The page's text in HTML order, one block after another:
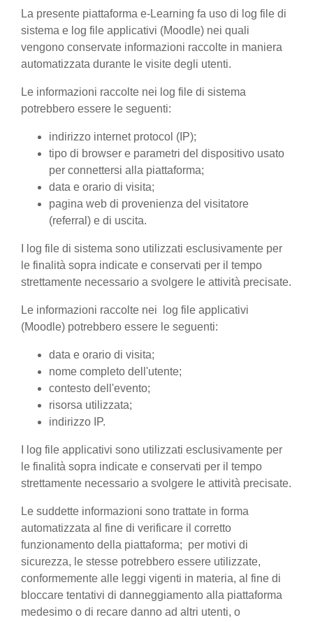
La presente piattaforma e-Learning fa uso di log file di
sistema e log file applicativi (Moodle) nei quali
vengono conservate informazioni raccolte in maniera
automatizzata durante le visite degli utenti.
Le informazioni raccolte nei log file di sistema
potrebbero essere le seguenti:
indirizzo internet protocol (IP);
tipo di browser e parametri del dispositivo usato
per connettersi alla piattaforma;
data e orario di visita;
pagina web di provenienza del visitatore
(referral) e di uscita.
I log file di sistema sono utilizzati esclusivamente per
le finalità sopra indicate e conservati per il tempo
strettamente necessario a svolgere le attività precisate.
Le informazioni raccolte nei log file applicativi
(Moodle) potrebbero essere le seguenti:
data e orario di visita;
nome completo dell'utente;
contesto dell'evento;
risorsa utilizzata;
indirizzo IP.
I log file applicativi sono utilizzati esclusivamente per
le finalità sopra indicate e conservati per il tempo
strettamente necessario a svolgere le attività precisate.
Le suddette informazioni sono trattate in forma
automatizzata al fine di verificare il corretto
funzionamento della piattaforma; per motivi di
sicurezza, le stesse potrebbero essere utilizzate,
conformemente alle leggi vigenti in materia, al fine di
bloccare tentativi di danneggiamento alla piattaforma
medesimo o di recare danno ad altri utenti, o